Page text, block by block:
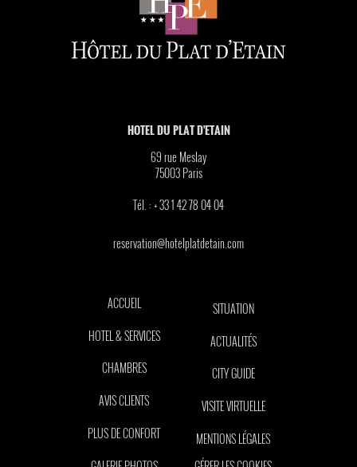
HOTEL DU PLAT D'ETAIN
69 rue Meslay
75003 Paris
Tél. : + 33 1 42 78 04 04
reservation@hotelplatdetain.com
ACCUEIL
HOTEL & SERVICES
CHAMBRES
AVIS CLIENTS
PLUS DE CONFORT
SITUATION
ACTUALITÉS
CITY GUIDE
VISITE VIRTUELLE
MENTIONS LÉGALES